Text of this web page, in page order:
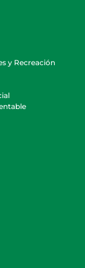
y Recreación